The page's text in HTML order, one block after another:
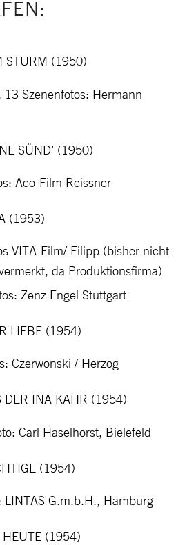
STURM (1950)
13 Szenenfotos: Hermann
SÜND’ (1950)
Aco-Film Reissner
(1953)
VITA-Film/ Filipp (bisher nicht
da Produktionsfirma)
Zenz Engel Stuttgart
LIEBE (1954)
Czerwonski / Herzog
DER INA KAHR (1954)
Carl Haselhorst, Bielefeld
(1954)
LINTAS G.m.b.H., Hamburg
(1954)